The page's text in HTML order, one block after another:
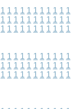
1 1 1 1 1 1 1 1 1 1 1
1 1 1 1 1 1 1 1 1 1 1
1 1 1 1 1 1 1 1 1 1 1
1 1 1 1 1 1 1 1 1 1 1
1 1 1 1 1 1 1 1 1 1 1
1 1 1 1 1 1 1 1 1 1 1